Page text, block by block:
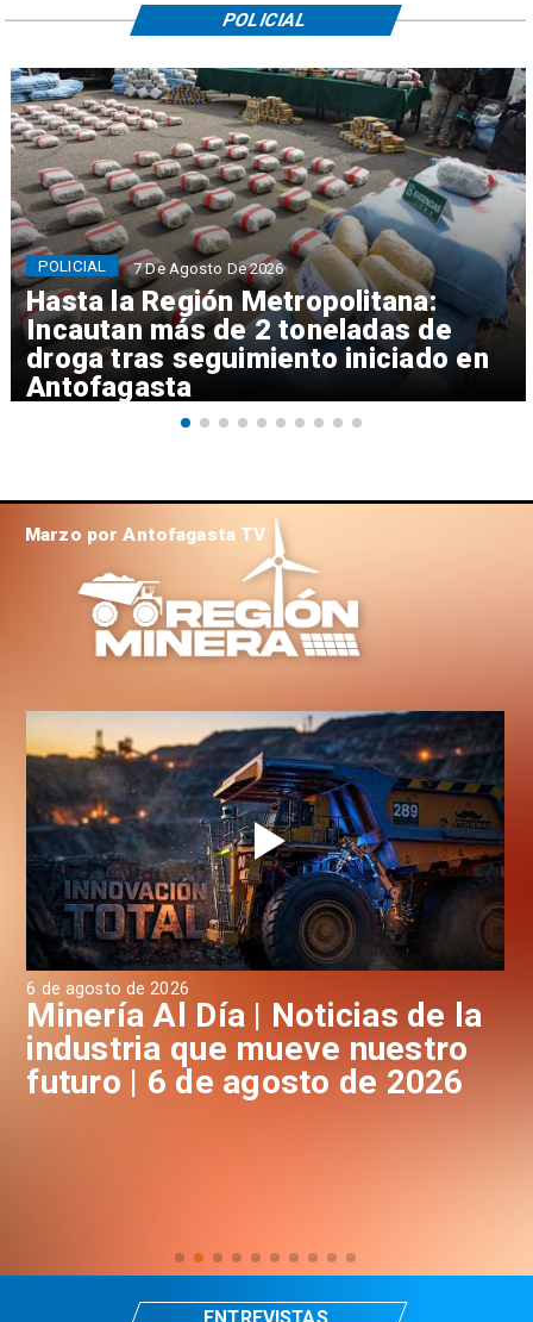
Hasta la Región Metropolitana:
Incautan más de 2 toneladas de
droga tras seguimiento iniciado en
Antofagasta
POLICIAL 7 De Agosto De 2026
POLICIAL
6 de agosto de 2026
Minería Al Día | Noticias de la
industria que mueve nuestro
futuro | 6 de agosto de 2026
Marzo por Antofagasta TV